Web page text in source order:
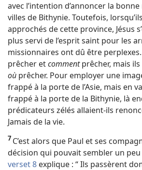
avec l’intention d’annoncer la
villes de Bithynie. Toutefois,
approchés de cette province, Jésus
plus servi de l’esprit saint pour les
missionnaires ont dû être
prêcher etcommentprêcher, mais
où prêcher. Pour employer une
frappé à la porte de l’Asie, mais en
frappé à la porte de la Bithynie, là
prédicateurs zélés allaient-​ils
Jamais de la vie.
7 C’est alors que Paul et ses
décision qui pouvait sembler un
verset 8 explique : “ Ils passèrent